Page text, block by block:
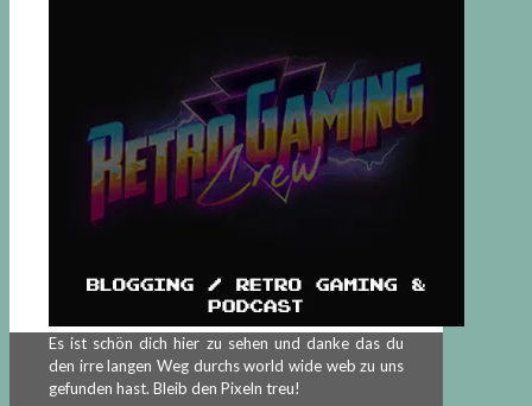
Es ist schön dich hier zu sehen und danke das du
den irre langen Weg durchs world wide web zu uns
gefunden hast. Bleib den Pixeln treu!